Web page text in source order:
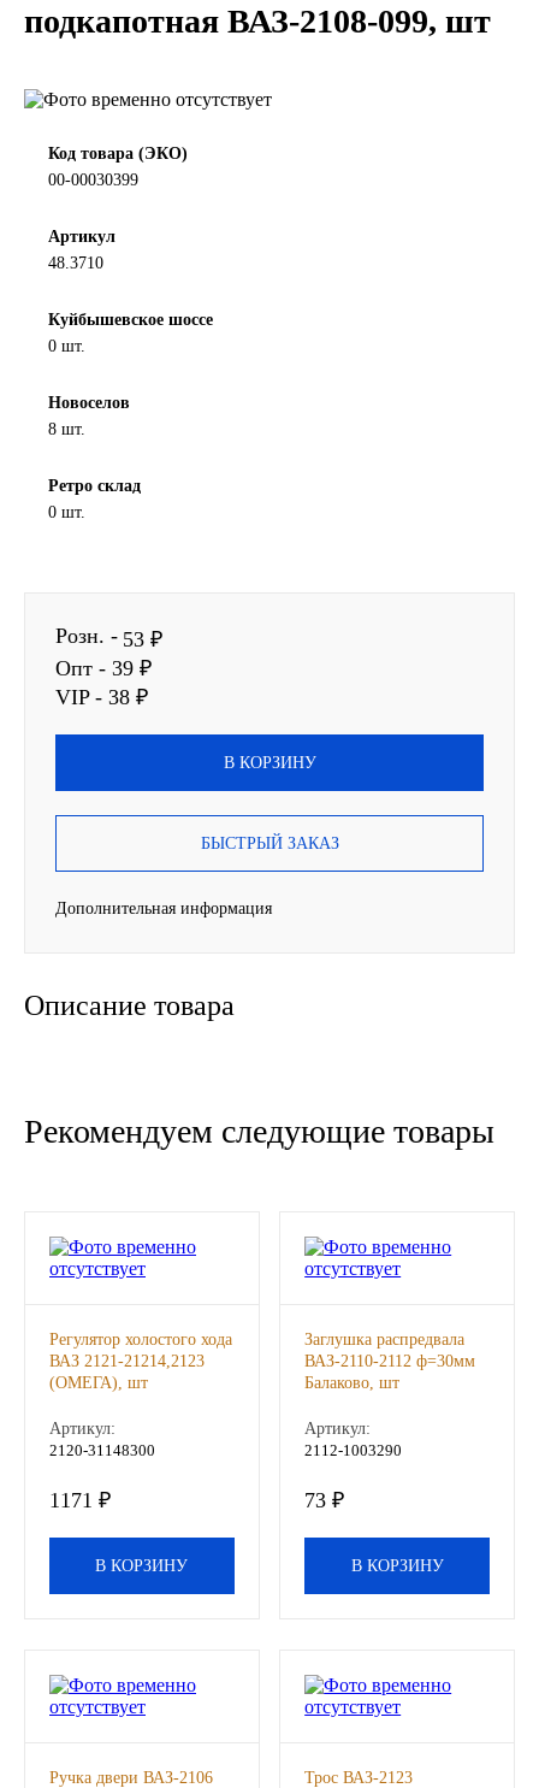
LIQUI MOLY
LUXE
MANNOL
MOTUL
OIL RIGHT
Petro Canada
SHELL
TOTACHI
TOTAL
Valvoline
ZIC
РОСНЕФТЬ
North Sea Lubricants
ГПЗ
ЕПК
Автожидкости
Охлаждающие жидкости
подкапотная ВАЗ-2108-099, шт
Код товара (ЭКО)
00-00030399
Артикул
48.3710
Куйбышевское шоссе
0 шт.
Новоселов
8 шт.
Ретро склад
0 шт.
Розн. - 53 ₽
Опт - 39 ₽
VIP - 38 ₽
В КОРЗИНУ
БЫСТРЫЙ ЗАКАЗ
Дополнительная информация
Описание товара
Рекомендуем следующие товары
Регулятор холостого хода
ВАЗ 2121-21214,2123
(ОМЕГА), шт
Артикул:
2120-31148300
1171 ₽
В КОРЗИНУ
Заглушка распредвала
ВАЗ-2110-2112 ф=30мм
Балаково, шт
Артикул:
2112-1003290
73 ₽
В КОРЗИНУ
Ручка двери ВАЗ-2106
Трос ВАЗ-2123